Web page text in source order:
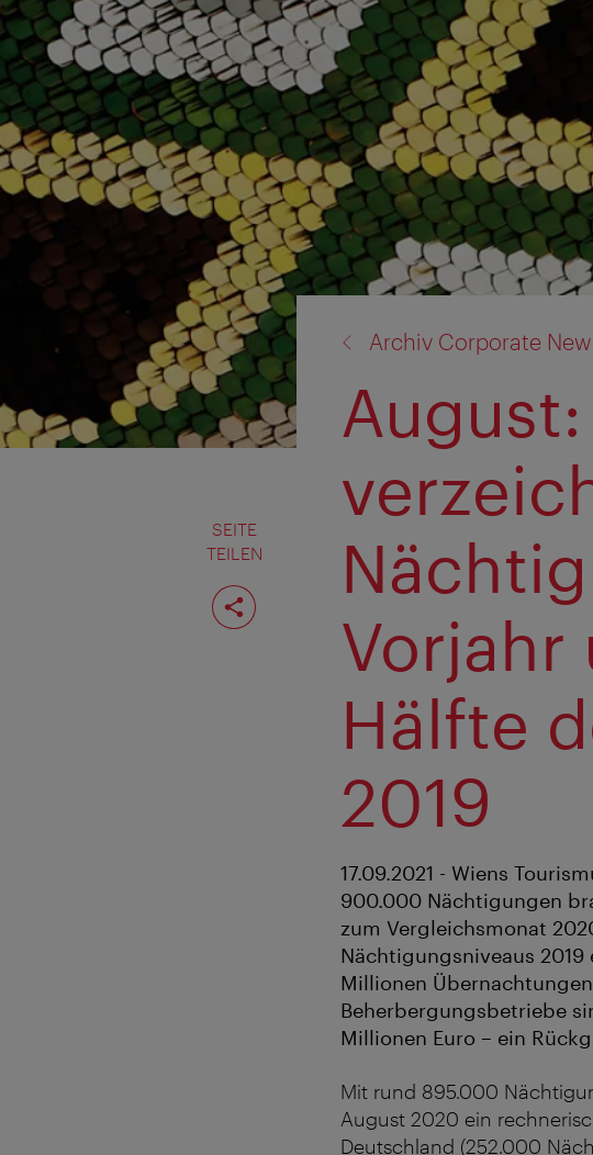
SEITE
TEILEN
Seite
teilen
Archiv Corporate
Vorjahr
Hälfte
2019
17.09.2021 - Wiens
900.000 Nächtigungen
zum Vergleichsmonat
Nächtigungsniveaus
Millionen
Beherbergungsbetriebe
Millionen Euro – ein
Mit rund 895.000
August 2020 ein
Deutschland (252.000